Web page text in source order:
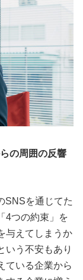
の周囲の反響
SNSを通じてた
4つの約束」を
与えてしまうか
いう不安もあり
ている企業から